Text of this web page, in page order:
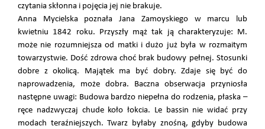
czytania skłonna i pojęcia jej nie brakuje.
Anna Mycielska poznała Jana Zamoyskiego w marcu lub
kwietniu 1842 roku. Przyszły mąż tak ją charakteryzuje: M.
może nie rozumniejsza od matki i dużo już była w rozmaitym
towarzystwie. Dość zdrowa choć brak budowy pełnej. Stosunki
dobre z okolicą. Majątek ma być dobry. Zdaje się być do
naprowadzenia, może dobra. Baczna obserwacja przyniosła
następne uwagi: Budowa bardzo niepełna do rodzenia, płaska –
ręce nadzwyczaj chude koło łokcia. Le bassin nie widać przy
modach teraźniejszych. Twarz byłaby znośną, gdyby budowa